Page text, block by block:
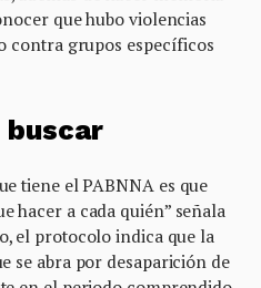
que hubo violencias
contra grupos específicos
buscar
tiene el PABNNA es que
hacer a cada quién” señala
el protocolo indica que la
se abra por desaparición de